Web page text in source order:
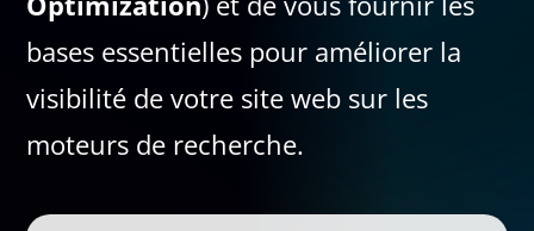
bases essentielles pour améliorer la
visibilité de votre site web sur les
moteurs de recherche.